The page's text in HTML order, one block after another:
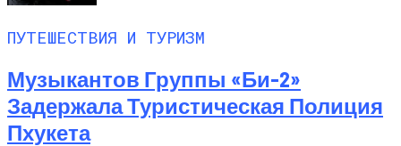
ПУТЕШЕСТВИЯ И ТУРИЗМ
Музыкантов Группы «Би-2»
Задержала Туристическая Полиция
Пхукета